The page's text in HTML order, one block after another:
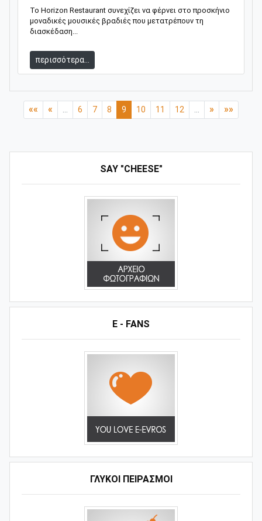
SAY "CHEESE"
E - FANS
ΓΛΥΚΟΊ ΠΕΙΡΑΣΜΟΊ
Το Horizon Restaurant συνεχίζει να φέρνει στο προσκήνιο
μοναδικές μουσικές βραδιές που μετατρέπουν τη
διασκέδαση...
περισσότερα...
«« « 6 7 8 9 10 11 12 » »»